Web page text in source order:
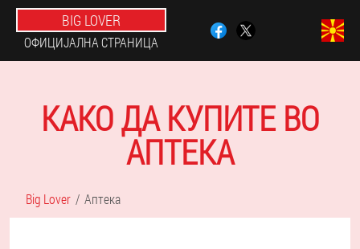
BIG LOVER
ОФИЦИЈАЛНА СТРАНИЦА
КАКО ДА КУПИТЕ ВО
АПТЕКА
Big Lover Аптека